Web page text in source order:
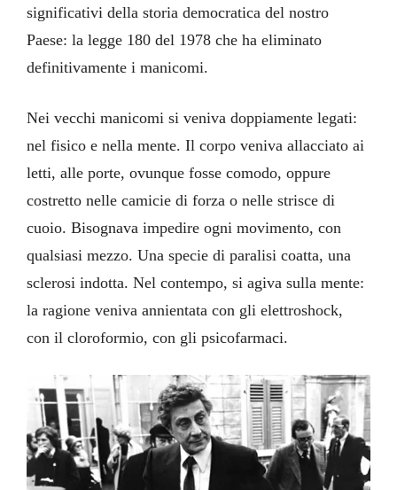
significativi della storia democratica del nostro
Paese: la legge 180 del 1978 che ha eliminato
definitivamente i manicomi.
Nei vecchi manicomi si veniva doppiamente legati:
nel fisico e nella mente. Il corpo veniva allacciato ai
letti, alle porte, ovunque fosse comodo, oppure
costretto nelle camicie di forza o nelle strisce di
cuoio. Bisognava impedire ogni movimento, con
qualsiasi mezzo. Una specie di paralisi coatta, una
sclerosi indotta. Nel contempo, si agiva sulla mente:
la ragione veniva annientata con gli elettroshock,
con il cloroformio, con gli psicofarmaci.